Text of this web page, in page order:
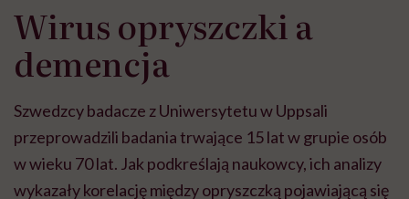
Wirus opryszczki a
demencja
Szwedzcy badacze z Uniwersytetu w Uppsali
przeprowadzili badania trwające 15 lat w grupie osób
w wieku 70 lat. Jak podkreślają naukowcy, ich analizy
wykazały korelację między opryszczką pojawiającą się